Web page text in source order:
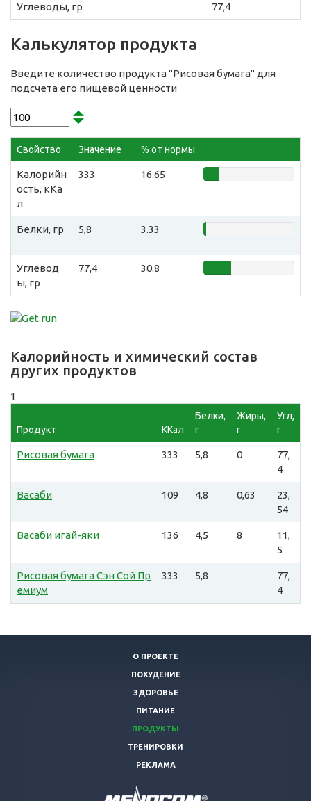
Углеводы, гр 77,4
Калькулятор продукта
Введите количество продукта "Рисовая бумага" для
подсчета его пищевой ценности
Свойство Значение % от нормы
Калорийн
ость, кКа
л
333 16.65
Белки, гр 5,8 3.33
Углевод
ы, гр
77,4 30.8
Калорийность и химический состав
других продуктов
1
Продукт ККал
Белки,
г
Жиры,
г
Угл,
г
Рисовая бумага 333 5,8 0
77,
4
Васаби 109 4,8 0,63
23,
54
Васаби игай-яки 136 4,5 8
11,
5
Рисовая бумага Сэн Сой Пр
емиум
333 5,8
77,
4
О ПРОЕКТЕ
ПОХУДЕНИЕ
ЗДОРОВЬЕ
ПИТАНИЕ
ПРОДУКТЫ
ТРЕНИРОВКИ
РЕКЛАМА